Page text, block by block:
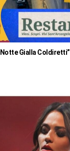
Gialla Coldiretti”